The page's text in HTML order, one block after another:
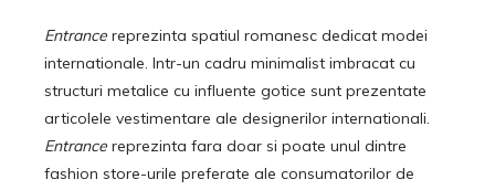
Entrance reprezinta spatiul romanesc dedicat modei
internationale. Intr-un cadru minimalist imbracat cu
structuri metalice cu influente gotice sunt prezentate
articolele vestimentare ale designerilor internationali.
Entrance reprezinta fara doar si poate unul dintre
fashion store-urile preferate ale consumatorilor de